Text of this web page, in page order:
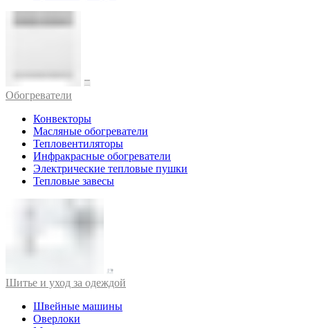
Обогреватели
Конвекторы
Масляные обогреватели
Тепловентиляторы
Инфракрасные обогреватели
Электрические тепловые пушки
Тепловые завесы
Шитье и уход за одеждой
Швейные машины
Оверлоки